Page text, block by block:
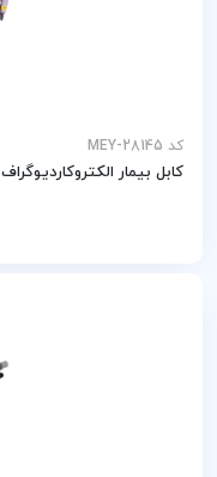
کد MEY-28145
کابل بیمار الکتروکاردیوگراف